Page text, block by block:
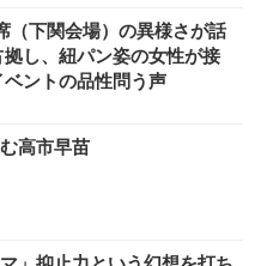
（下関会場）の異様さが話
し、紐パン姿の女性が接
ントの品性問う声
高市早苗